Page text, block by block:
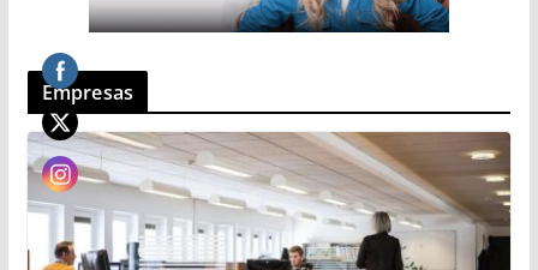
Empresas